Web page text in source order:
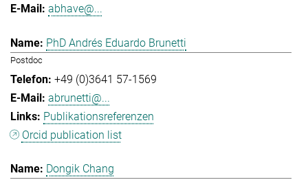
abhave@...
PhD Andrés Eduardo Brunetti
Postdoc
+49 (0)3641 57-1569
abrunetti@...
Publikationsreferenzen
Orcid publication list
Dongik Chang